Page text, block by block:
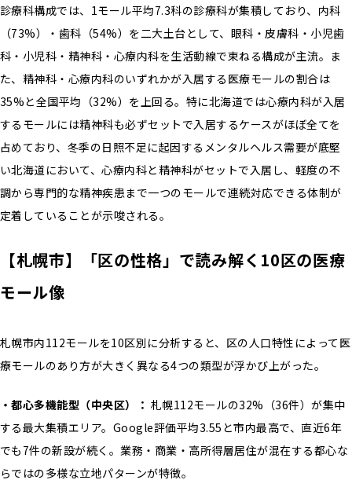
診療科構成では、1モール平均7.3科の診療科が集積しており、内科
（73%）・歯科（54%）を二大土台として、眼科・皮膚科・小児歯
科・小児科・精神科・心療内科を生活動線で束ねる構成が主流。ま
た、精神科・心療内科のいずれかが入居する医療モールの割合は
35%と全国平均（32%）を上回る。特に北海道では心療内科が入居
するモールには精神科も必ずセットで入居するケースがほぼ全てを
占めており、冬季の日照不足に起因するメンタルヘルス需要が底堅
い北海道において、心療内科と精神科がセットで入居し、軽度の不
調から専門的な精神疾患まで一つのモールで連続対応できる体制が
定着していることが示唆される。
【札幌市】「区の性格」で読み解く10区の医療
モール像
札幌市内112モールを10区別に分析すると、区の人口特性によって医
療モールのあり方が大きく異なる4つの類型が浮かび上がった。
・都心多機能型（中央区）： 札幌112モールの32%（36件）が集中
する最大集積エリア。Google評価平均3.55と市内最高で、直近6年
でも7件の新設が続く。業務・商業・高所得層居住が混在する都心な
らではの多様な立地パターンが特徴。